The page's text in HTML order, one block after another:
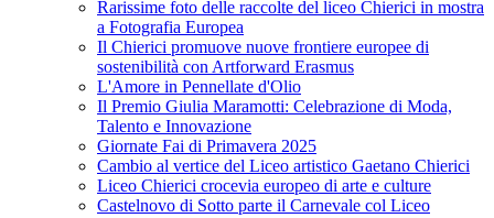
Rarissime foto delle raccolte del liceo Chierici in mostra
a Fotografia Europea
Il Chierici promuove nuove frontiere europee di
sostenibilità con Artforward Erasmus
L'Amore in Pennellate d'Olio
Il Premio Giulia Maramotti: Celebrazione di Moda,
Talento e Innovazione
Giornate Fai di Primavera 2025
Cambio al vertice del Liceo artistico Gaetano Chierici
Liceo Chierici crocevia europeo di arte e culture
Castelnovo di Sotto parte il Carnevale col Liceo